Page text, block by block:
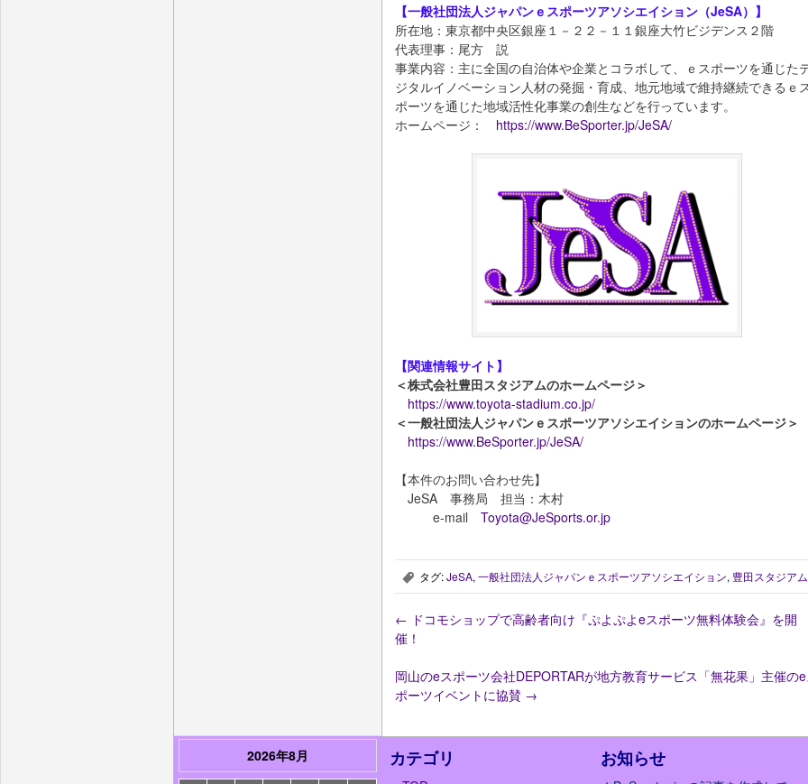
【一般社団法人ジャパンｅスポーツアソシエイション（JeSA）】
所在地：東京都中央区銀座１－２２－１１銀座大竹ビジデンス２階
代表理事：尾方 説
事業内容：主に全国の自治体や企業とコラボして、ｅスポーツを通じた
ジタルイノベーション人材の発掘・育成、地元地域で維持継続できるｅ
ポーツを通じた地域活性化事業の創生などを行っています。
ホームページ： https://www.BeSporter.jp/JeSA/
【関連情報サイト】
＜株式会社豊田スタジアムのホームページ＞
https://www.toyota-stadium.co.jp/
＜一般社団法人ジャパンｅスポーツアソシエイションのホームページ＞
https://www.BeSporter.jp/JeSA/
【本件のお問い合わせ先】
JeSA 事務局 担当：木村
e-mail Toyota@JeSports.or.jp
, タグ:JeSA, 一般社団法人ジャパンｅスポーツアソシエイション, 豊田スタジアム
← ドコモショップで高齢者向け『ぷよぷよeスポーツ無料体験会』を開
催！
岡山のeスポーツ会社DEPORTARが地方教育サービス「無花果」主催の
ポーツイベントに協賛 →
2026年8月
カテゴリ お知らせ